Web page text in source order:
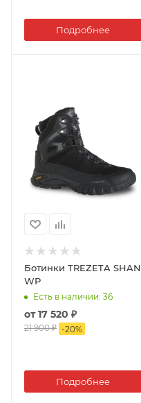
Подробнее
Ботинки TREZETA SHAN
WP
Есть в наличии: 36
от17 520 ₽
21 900 ₽ -20%
Подробнее